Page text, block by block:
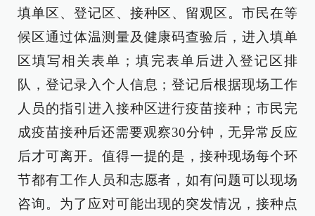
填单区、登记区、接种区、留观区。市民在等
候区通过体温测量及健康码查验后，进入填单
区填写相关表单；填完表单后进入登记区排
队，登记录入个人信息；登记后根据现场工作
人员的指引进入接种区进行疫苗接种；市民完
成疫苗接种后还需要观察30分钟，无异常反应
后才可离开。值得一提的是，接种现场每个环
节都有工作人员和志愿者，如有问题可以现场
咨询。为了应对可能出现的突发情况，接种点